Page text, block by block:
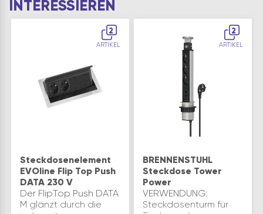
INTERESSIEREN
2
ARTIKEL
Steckdosenelement
EVOline Flip Top Push
DATA 230 V
Der FlipTop Push DATA
M glänzt durch die
2
ARTIKEL
BRENNENSTUHL
Steckdose Tower
Power
VERWENDUNG:
Steckdosenturm für